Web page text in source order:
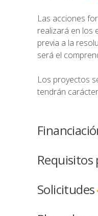
Las acciones
realizará en los
previa a la
será el
Los proyectos
tendrán
Requisitos
Solicitudes